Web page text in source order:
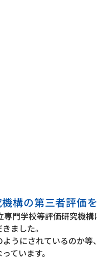
構の第三者評価を
門学校等評価研究機構
ました。
うにされているのか等
ています。